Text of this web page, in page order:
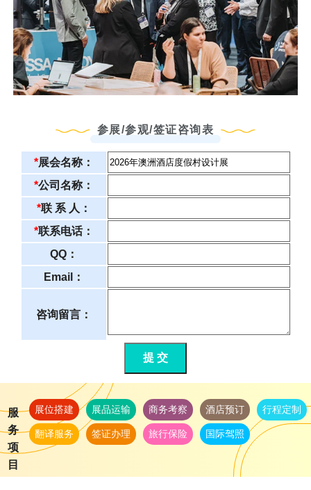
参展/参观/签证咨询表
*展会名称：
*公司名称：
*联 系 人：
*联系电话：
QQ：
Email：
咨询留言：
提 交
服
务
项
目
展位搭建 展品运输 商务考察 酒店预订 行程定制
翻译服务 签证办理 旅行保险 国际驾照